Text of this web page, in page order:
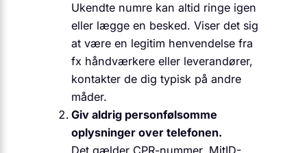
Ukendte numre kan altid ringe igen
eller lægge en besked. Viser det sig
at være en legitim henvendelse fra
fx håndværkere eller leverandører,
kontakter de dig typisk på andre
måder.
Giv aldrig personfølsomme
oplysninger over telefonen.